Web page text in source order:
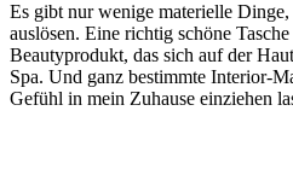
Es gibt nur wenige materielle
auslösen. Eine richtig schöne
Beautyprodukt, das sich auf der
Spa. Und ganz bestimmte Interior-
Gefühl in mein Zuhause einziehen